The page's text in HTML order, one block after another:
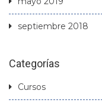
septiembre 2018
Categorías
Cursos